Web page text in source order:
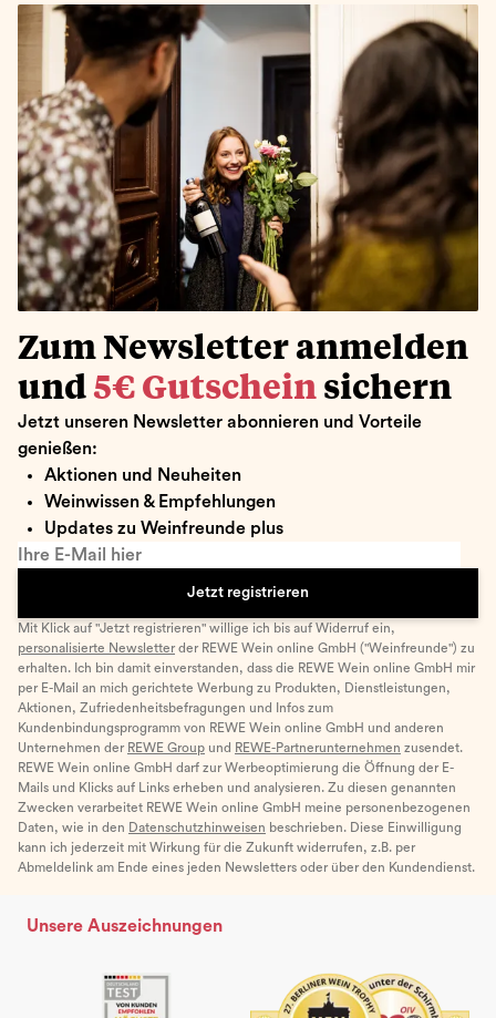
Zum Newsletter anmelden
und 5€ Gutschein sichern
Jetzt unseren Newsletter abonnieren und Vorteile
genießen:
Aktionen und Neuheiten
Weinwissen & Empfehlungen
Updates zu Weinfreunde plus
Ihre E-Mail hier
Jetzt registrieren
Mit Klick auf "Jetzt registrieren" willige ich bis auf Widerruf ein,
personalisierte Newsletter der REWE Wein online GmbH ("Weinfreunde") zu
erhalten. Ich bin damit einverstanden, dass die REWE Wein online GmbH mir
per E-Mail an mich gerichtete Werbung zu Produkten, Dienstleistungen,
Aktionen, Zufriedenheitsbefragungen und Infos zum
Kundenbindungsprogramm von REWE Wein online GmbH und anderen
Unternehmen der REWE Group und REWE-Partnerunternehmen zusendet.
REWE Wein online GmbH darf zur Werbeoptimierung die Öffnung der E-
Mails und Klicks auf Links erheben und analysieren. Zu diesen genannten
Zwecken verarbeitet REWE Wein online GmbH meine personenbezogenen
Daten, wie in den Datenschutzhinweisen beschrieben. Diese Einwilligung
kann ich jederzeit mit Wirkung für die Zukunft widerrufen, z.B. per
Abmeldelink am Ende eines jeden Newsletters oder über den Kundendienst.
Unsere Auszeichnungen